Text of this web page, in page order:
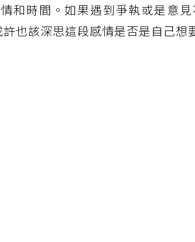
和時間。如果遇到爭執或是意
也該深思這段感情是否是自己想